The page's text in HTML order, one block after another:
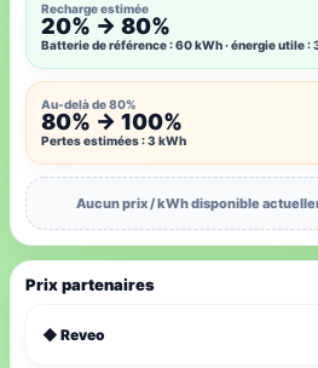
Recharge estimée
20% → 80%
Batterie de référence : 60 kWh · énergie utile :
Au-delà de 80%
80% → 100%
Pertes estimées : 3 kWh
Aucun prix / kWh disponible
Prix partenaires
◆ Reveo